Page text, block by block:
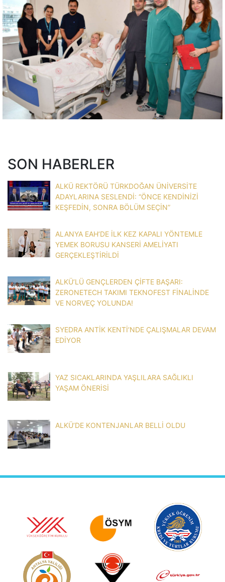
SON HABERLER
ALKÜ REKTÖRÜ TÜRKDOĞAN ÜNİVERSİTE
ADAYLARINA SESLENDİ: “ÖNCE KENDİNİZİ
KEŞFEDİN, SONRA BÖLÜM SEÇİN”
ALANYA EAH’DE İLK KEZ KAPALI YÖNTEMLE
YEMEK BORUSU KANSERİ AMELİYATI
GERÇEKLEŞTİRİLDİ
ALKÜ’LÜ GENÇLERDEN ÇİFTE BAŞARI:
ZERONETECH TAKIMI TEKNOFEST FİNALİNDE
VE NORVEÇ YOLUNDA!
SYEDRA ANTİK KENTİ’NDE ÇALIŞMALAR DEVAM
EDİYOR
YAZ SICAKLARINDA YAŞLILARA SAĞLIKLI
YAŞAM ÖNERİSİ
ALKÜ’DE KONTENJANLAR BELLİ OLDU